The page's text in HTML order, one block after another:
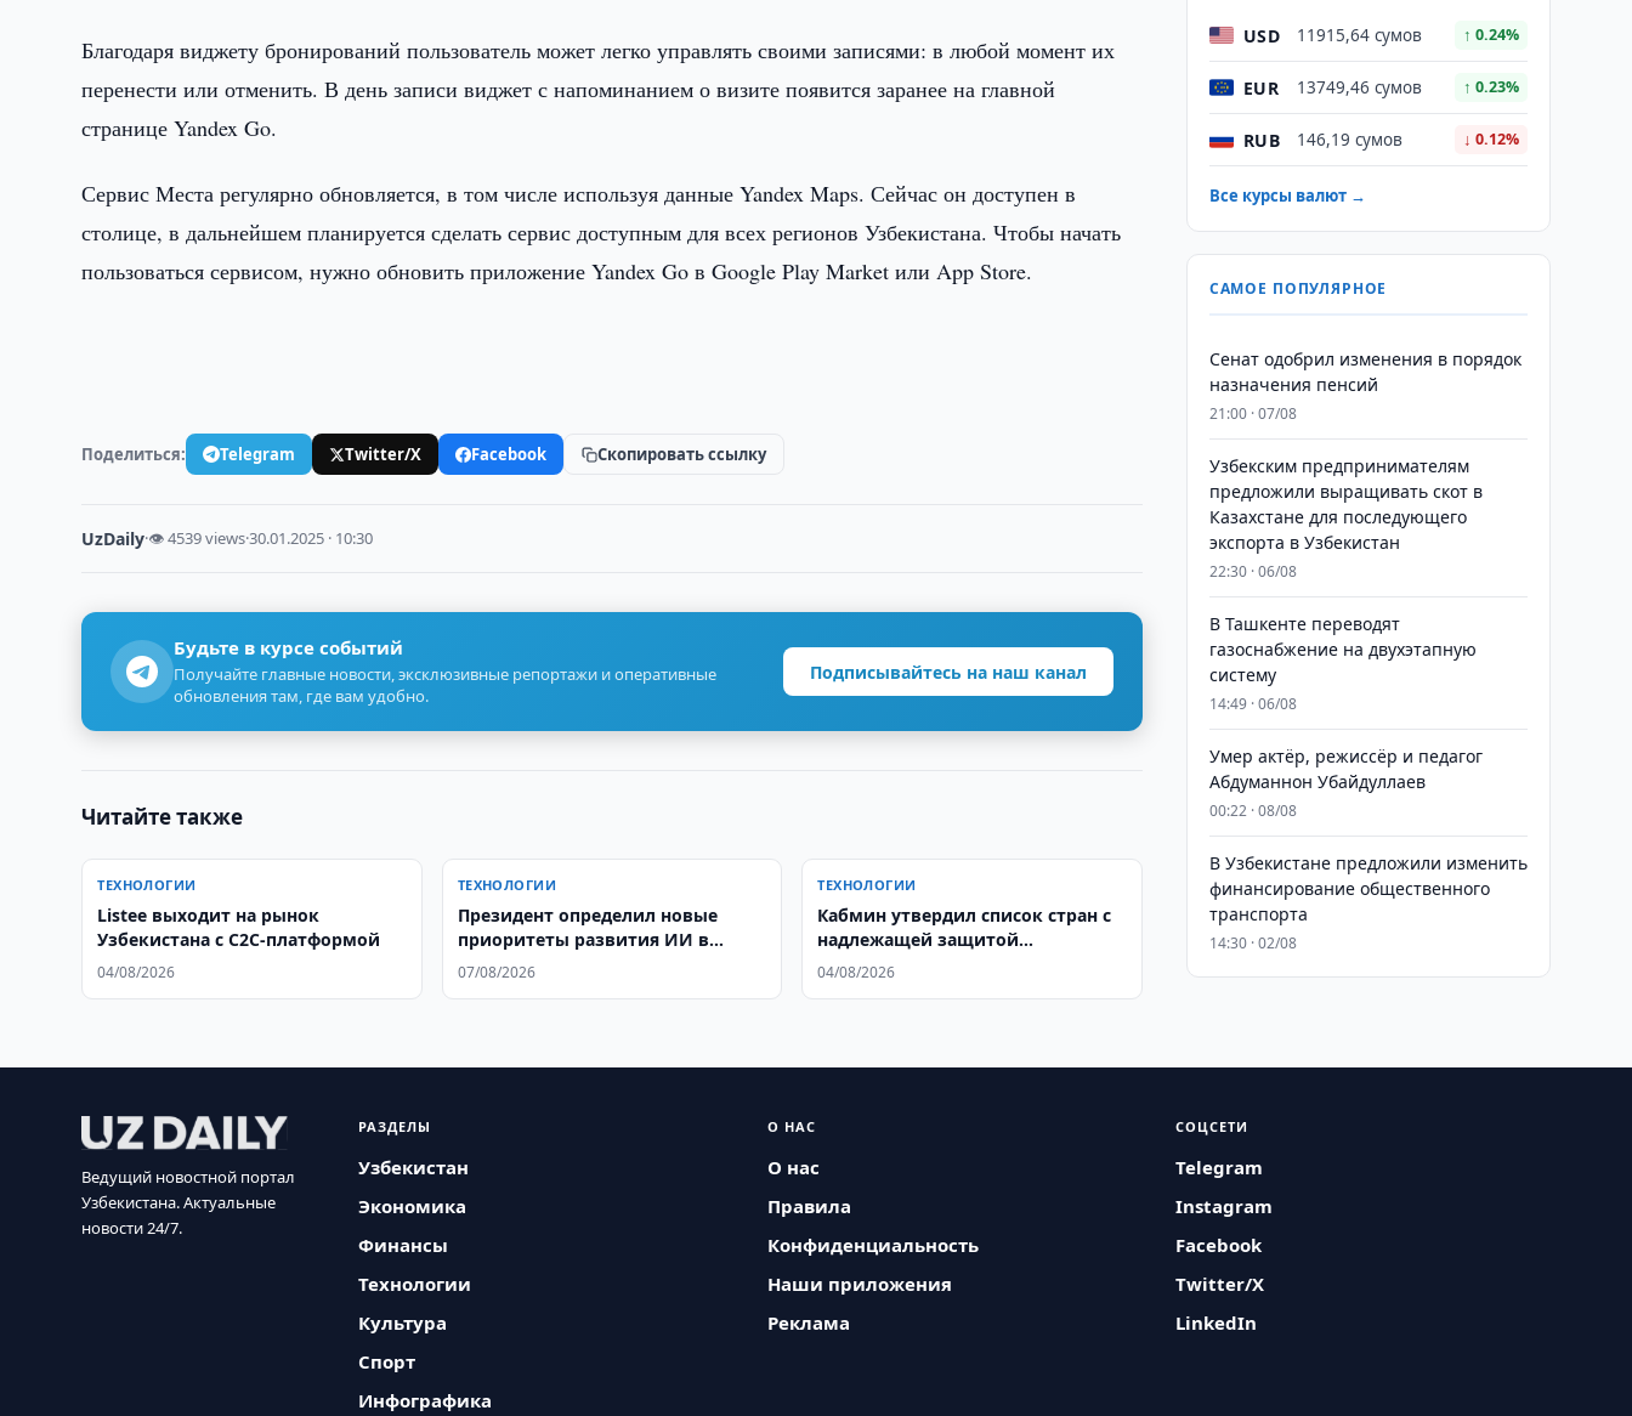
Благодаря виджету бронирований пользователь может легко управлять своими записями: в любой момент их
перенести или отменить. В день записи виджет с напоминанием о визите появится заранее на главной
странице Yandex Go.
Сервис Места регулярно обновляется, в том числе используя данные Yandex Maps. Сейчас он доступен в
столице, в дальнейшем планируется сделать сервис доступным для всех регионов Узбекистана. Чтобы начать
пользоваться сервисом, нужно обновить приложение Yandex Go в Google Play Market или App Store.
Поделиться: Telegram Twitter/X Facebook Скопировать ссылку
UzDaily·👁 4539 views·30.01.2025 · 10:30
Будьте в курсе событий
Получайте главные новости, эксклюзивные репортажи и оперативные
обновления там, где вам удобно.
Подписывайтесь на наш канал
Читайте также
ТЕХНОЛОГИИ
Listee выходит на рынок
Узбекистана с C2C-платформой
04/08/2026
ТЕХНОЛОГИИ
Президент определил новые
приоритеты развития ИИ в
Узбекистане
07/08/2026
ТЕХНОЛОГИИ
Кабмин утвердил список стран с
надлежащей защитой
персональных данных
04/08/2026
USD 11915,64 сумов ↑ 0.24%
EUR 13749,46 сумов ↑ 0.23%
RUB 146,19 сумов ↓ 0.12%
Все курсы валют →
САМОЕ ПОПУЛЯРНОЕ
Сенат одобрил изменения в порядок
назначения пенсий
21:00 · 07/08
Узбекским предпринимателям
предложили выращивать скот в
Казахстане для последующего
экспорта в Узбекистан
22:30 · 06/08
В Ташкенте переводят
газоснабжение на двухэтапную
систему
14:49 · 06/08
Умер актёр, режиссёр и педагог
Абдуманнон Убайдуллаев
00:22 · 08/08
В Узбекистане предложили изменить
финансирование общественного
транспорта
14:30 · 02/08
Ведущий новостной портал
Узбекистана. Актуальные
новости 24/7.
РАЗДЕЛЫ
Узбекистан
Экономика
Финансы
Технологии
Культура
Спорт
Инфографика
О НАС
О нас
Правила
Конфиденциальность
Наши приложения
Реклама
СОЦСЕТИ
Telegram
Instagram
Facebook
Twitter/X
LinkedIn